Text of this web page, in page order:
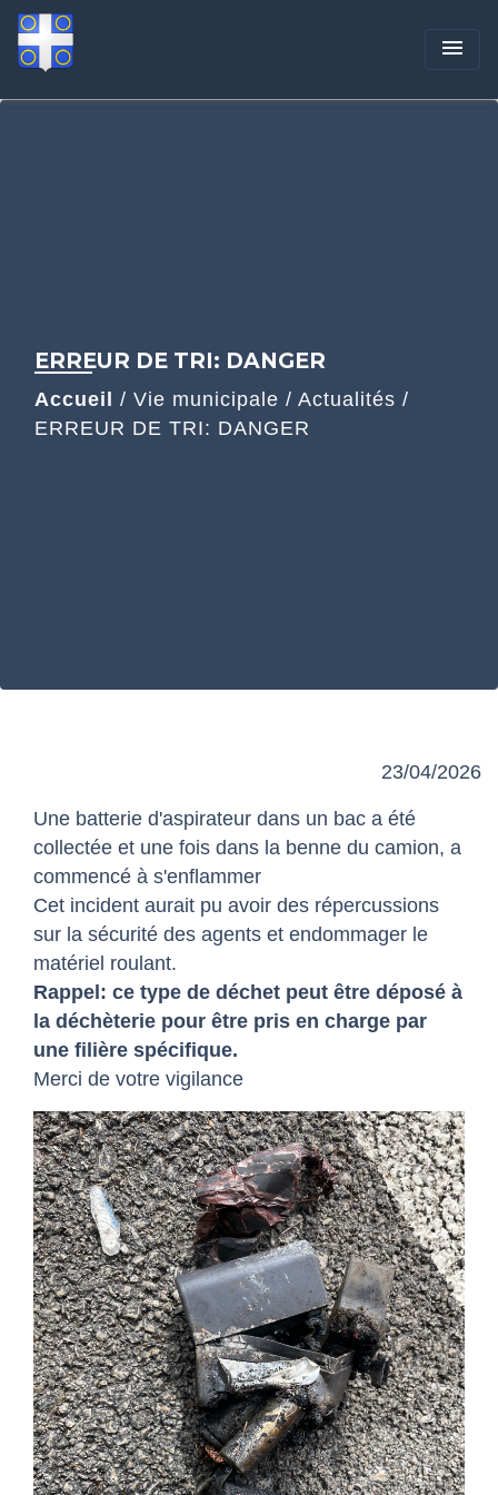
menu
ERREUR DE TRI: DANGER
Accueil / Vie municipale / Actualités /
ERREUR DE TRI: DANGER
23/04/2026
Une batterie d'aspirateur dans un bac a été
collectée et une fois dans la benne du camion, a
commencé à s'enflammer
Cet incident aurait pu avoir des répercussions
sur la sécurité des agents et endommager le
matériel roulant.
Rappel: ce type de déchet peut être déposé à
la déchèterie pour être pris en charge par
une filière spécifique.
Merci de votre vigilance